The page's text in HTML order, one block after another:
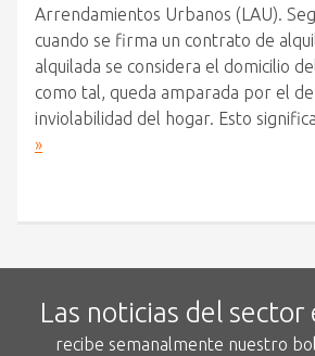
Arrendamientos Urbanos (LAU).
cuando se firma un contrato de
alquilada se considera el domicilio
como tal, queda amparada por el
inviolabilidad del hogar. Esto
»
Las noticias del sector
recibe semanalmente nuestro